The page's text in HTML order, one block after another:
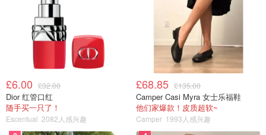
图片来源于@Shein，版权属于原作者
美妆时尚类
Shein上面有卖美妆时尚产品的，不过有的彩妆大家可能还
是更倾向于去Boots买，但是！Shein上面有卖英国这边完
£6.00 £32.00
Dior 红管口红
随手买一只了！
Escentual 2082人感兴趣
£68.85 £135.00
Camper Casi Myra 女士乐福鞋
他们家爆款！皮质超软~
Camper 1993人感兴趣